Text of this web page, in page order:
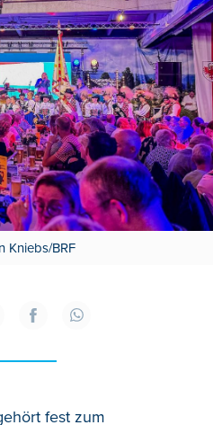
Kniebs/BRF
fest zum